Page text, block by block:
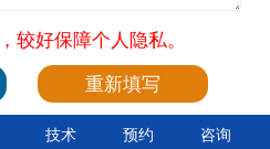
较好保障个人隐私。
技术 预约 咨询